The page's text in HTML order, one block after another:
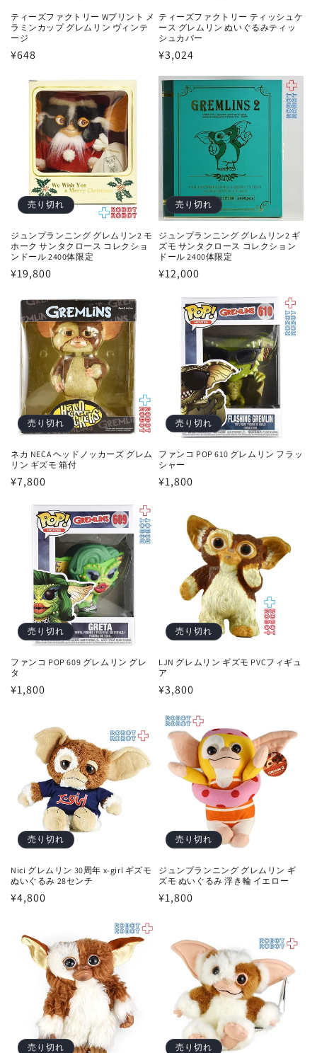
ティーズファクトリー Wプリント メ
ラミンカップ グレムリン ヴィンテ
ージ
通
¥648
ティーズファクトリー ティッシュケ
ース グレムリン ぬいぐるみティッ
シュカバー
通
価
¥3,024
売り切れ
ジュンプランニング グレムリン2 モ
ホーク サンタクロース コレクショ
ンドール 2400体限定
通
価
格
¥19,800
売り切れ
ジュンプランニング グレムリン2 ギ
ズモ サンタクロース コレクション
ドール 2400体限定
通
¥12,000
売り切れ
ネカ NECA ヘッドノッカーズ グレム
リン ギズモ 箱付
通
¥7,800
売り切れ
ファンコ POP 610 グレムリン フラッ
シャー
通
¥1,800
売り切れ
ファンコ POP 609 グレムリン グレ
タ
通
¥1,800
売り切れ
LJN グレムリン ギズモ PVCフィギュ
ア
通
価
格
¥3,800
売り切れ
Nici グレムリン 30周年 x-girl ギズモ
ぬいぐるみ 28センチ
通
¥4,800
売り切れ
ジュンプランニング グレムリン ギ
ズモ ぬいぐるみ 浮き輪 イエロー
通
¥1,800
売り切れ 売り切れ